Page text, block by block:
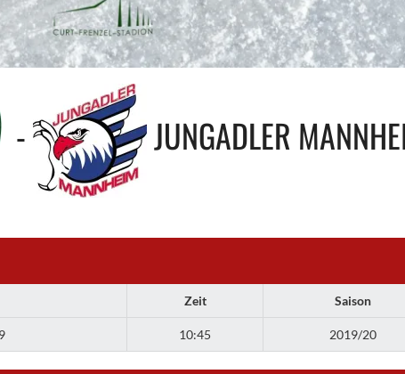
- JUNGADLER
Zeit Saison
10:45 2019/20